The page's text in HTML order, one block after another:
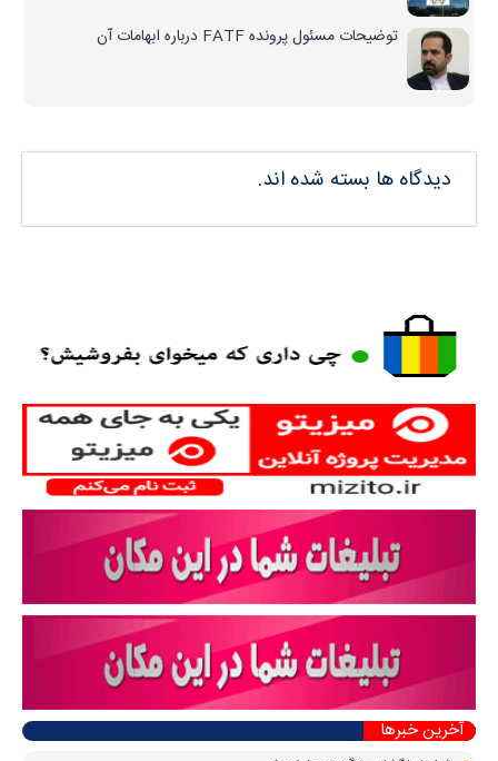
توضیحات مسئول پرونده FATF درباره ابهامات آن
دیدگاه ها بسته شده اند.
آخرین خبرها